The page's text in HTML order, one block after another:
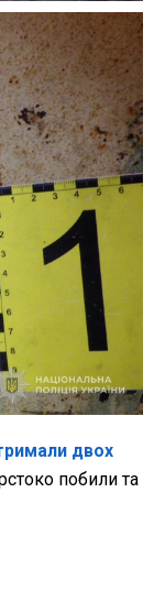
двох
побили та